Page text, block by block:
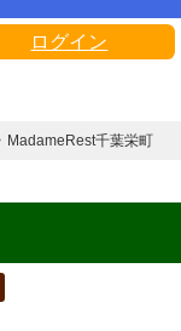
ログイン
MadameRest千葉栄町